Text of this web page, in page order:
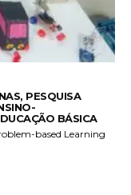
PESQUISA
BÁSICA
based Learning